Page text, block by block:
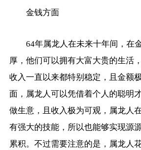
金钱方面
64年属龙人在未来十年间，在
厚，他们可以拥有大富大贵的生活
收入一直以来都特别稳定，且金额
面，属龙人可以凭借着个人的聪明
做生意，且收入极为可观，属龙人
有强大的技能，所以也能够实现源
累积。不过需要注意的是，属龙人